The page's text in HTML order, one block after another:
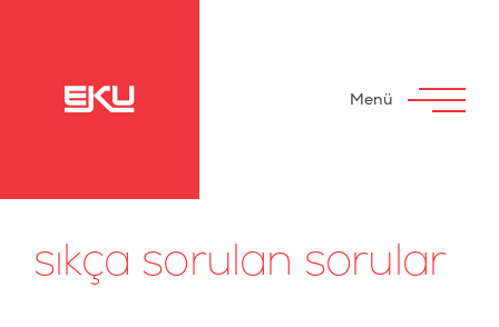
Menü
sıkça sorulan sorular